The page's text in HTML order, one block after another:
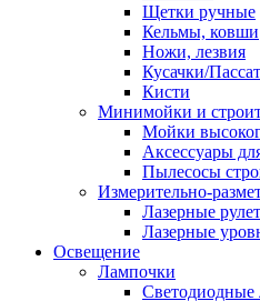
Щетки ручные
Кельмы, ковши
Ножи, лезвия
Кусачки/
Кисти
Минимойки и
Мойки
Аксессуары
Пылесосы
Измерительно-
Лазерные
Лазерные
Освещение
Лампочки